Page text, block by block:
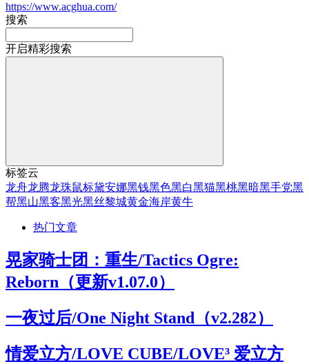
https://www.acghua.com/
搜索
开启精彩搜索
标签云
龙舟龙腾龙珠鼠标黛安娜黑钱黑色黑白黑猫黑桃黑暗黑手党黑
帮黑山黑客黑光黑丝黎城黄金海岸黄牛
热门文章
晃家骑士团：重生/Tactics Ogre:
Reborn（更新v1.07.0）
一夜过后/One Night Stand（v2.282）
情爱立方/LOVE CUBE/LOVE³ 爱立方